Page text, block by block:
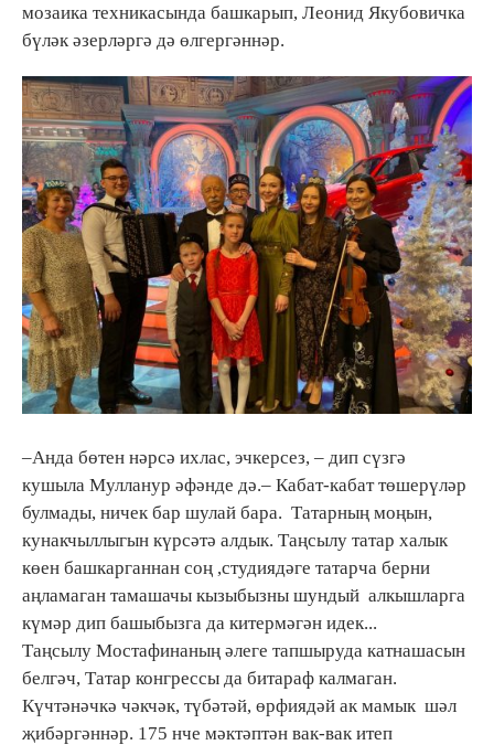
мозаика техникасында башкарып, Леонид Якубовичка
бүләк әзерләргә дә өлгергәннәр.
–Анда бөтен нәрсә ихлас, эчкерсез, – дип сүзгә
кушыла Мулланур әфәнде дә.– Кабат-кабат төшерүләр
булмады, ничек бар шулай бара. Татарның моңын,
кунакчыллыгын күрсәтә алдык. Таңсылу татар халык
көен башкарганнан соң ,студиядәге татарча берни
аңламаган тамашачы кызыбызны шундый алкышларга
күмәр дип башыбызга да китермәгән идек...
Таңсылу Мостафинаның әлеге тапшыруда катнашасын
белгәч, Татар конгрессы да битараф калмаган.
Күчтәнәчкә чәкчәк, түбәтәй, өрфиядәй ак мамык шәл
җибәргәннәр. 175 нче мәктәптән вак-вак итеп